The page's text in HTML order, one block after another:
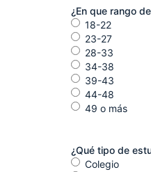
¿En que rango
18-22
23-27
28-33
34-38
39-43
44-48
49 o más
¿Qué tipo de
Colegio